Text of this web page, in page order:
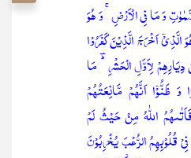
وَ مَا فِی الۡاَرۡضِ ۚ وَ ہُوَ
الۡحَکِیۡمُ ﴿۱﴾ہُوَ الَّذِیۡۤ اَخۡرَجَ الَّذِیۡنَ کَفَرُوۡا
لِاَوَّلِ الۡحَشۡرِ ؕؔ مَا
ظَنُّوۡۤا اَنَّہُمۡ مَّانِعَتُہُمۡ
اللّٰہُ مِنۡ حَیۡثُ لَمۡ
قُلُوۡبِہِمُ الرُّعۡبَ یُخۡرِبُوۡنَ